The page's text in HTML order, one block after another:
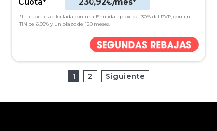
Cuota*
230,92€/mes*
*La cuota es calculada con una Entrada aprox. del 30% del PVP, con un
TIN de 6.95% y un plazo de 120 meses.
1 2 Siguiente